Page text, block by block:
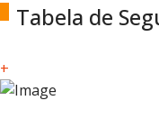
Tabela de
+